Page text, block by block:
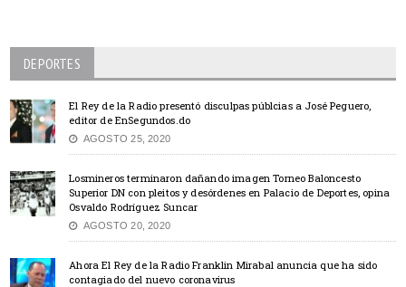
DEPORTES
El Rey de la Radio presentó disculpas públcias a José Peguero,
editor de EnSegundos.do
AGOSTO 25, 2020
Losmineros terminaron dañando imagen Torneo Baloncesto
Superior DN con pleitos y desórdenes en Palacio de Deportes, opina
Osvaldo Rodríguez Suncar
AGOSTO 20, 2020
Ahora El Rey de la Radio Franklin Mirabal anuncia que ha sido
contagiado del nuevo coronavirus